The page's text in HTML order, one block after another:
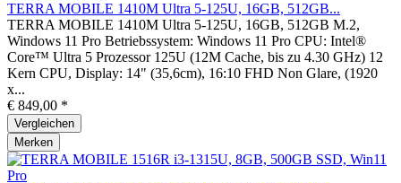
TERRA MOBILE 1410M Ultra 5-125U, 16GB, 512GB...
TERRA MOBILE 1410M Ultra 5-125U, 16GB, 512GB M.2,
Windows 11 Pro Betriebssystem: Windows 11 Pro CPU: Intel®
Core™ Ultra 5 Prozessor 125U (12M Cache, bis zu 4.30 GHz) 12
Kern CPU, Display: 14" (35,6cm), 16:10 FHD Non Glare, (1920
x...
€ 849,00 *
Vergleichen
Merken